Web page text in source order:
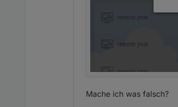
Mache ich was falsch?